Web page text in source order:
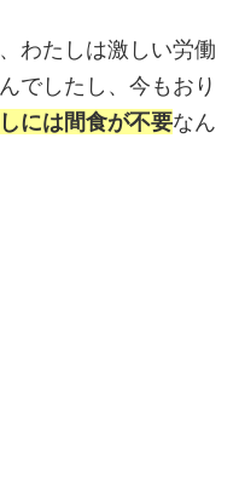
わたしは激しい労働
でしたし、今もおり
には間食が不要なん